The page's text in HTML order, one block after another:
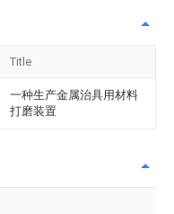
Title
一种生产金属治具用材料
打磨装置